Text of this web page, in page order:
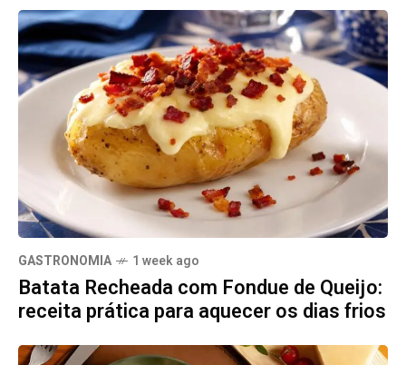
GASTRONOMIA 1 week ago
Batata Recheada com Fondue de Queijo:
receita prática para aquecer os dias frios